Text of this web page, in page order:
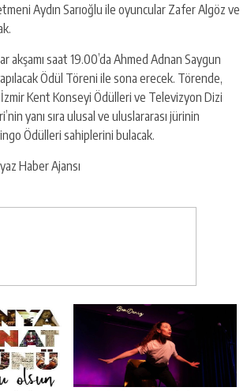
Aydın Sarıoğlu ile oyuncular Zafer Algöz ve
akşamı saat 19.00’da Ahmed Adnan Saygun
Ödül Töreni ile sona erecek. Törende,
İzmir Kent Konseyi Ödülleri ve Televizyon Dizi
yanı sıra ulusal ve uluslararası jürinin
Ödülleri sahiplerini bulacak.
Haber Ajansı